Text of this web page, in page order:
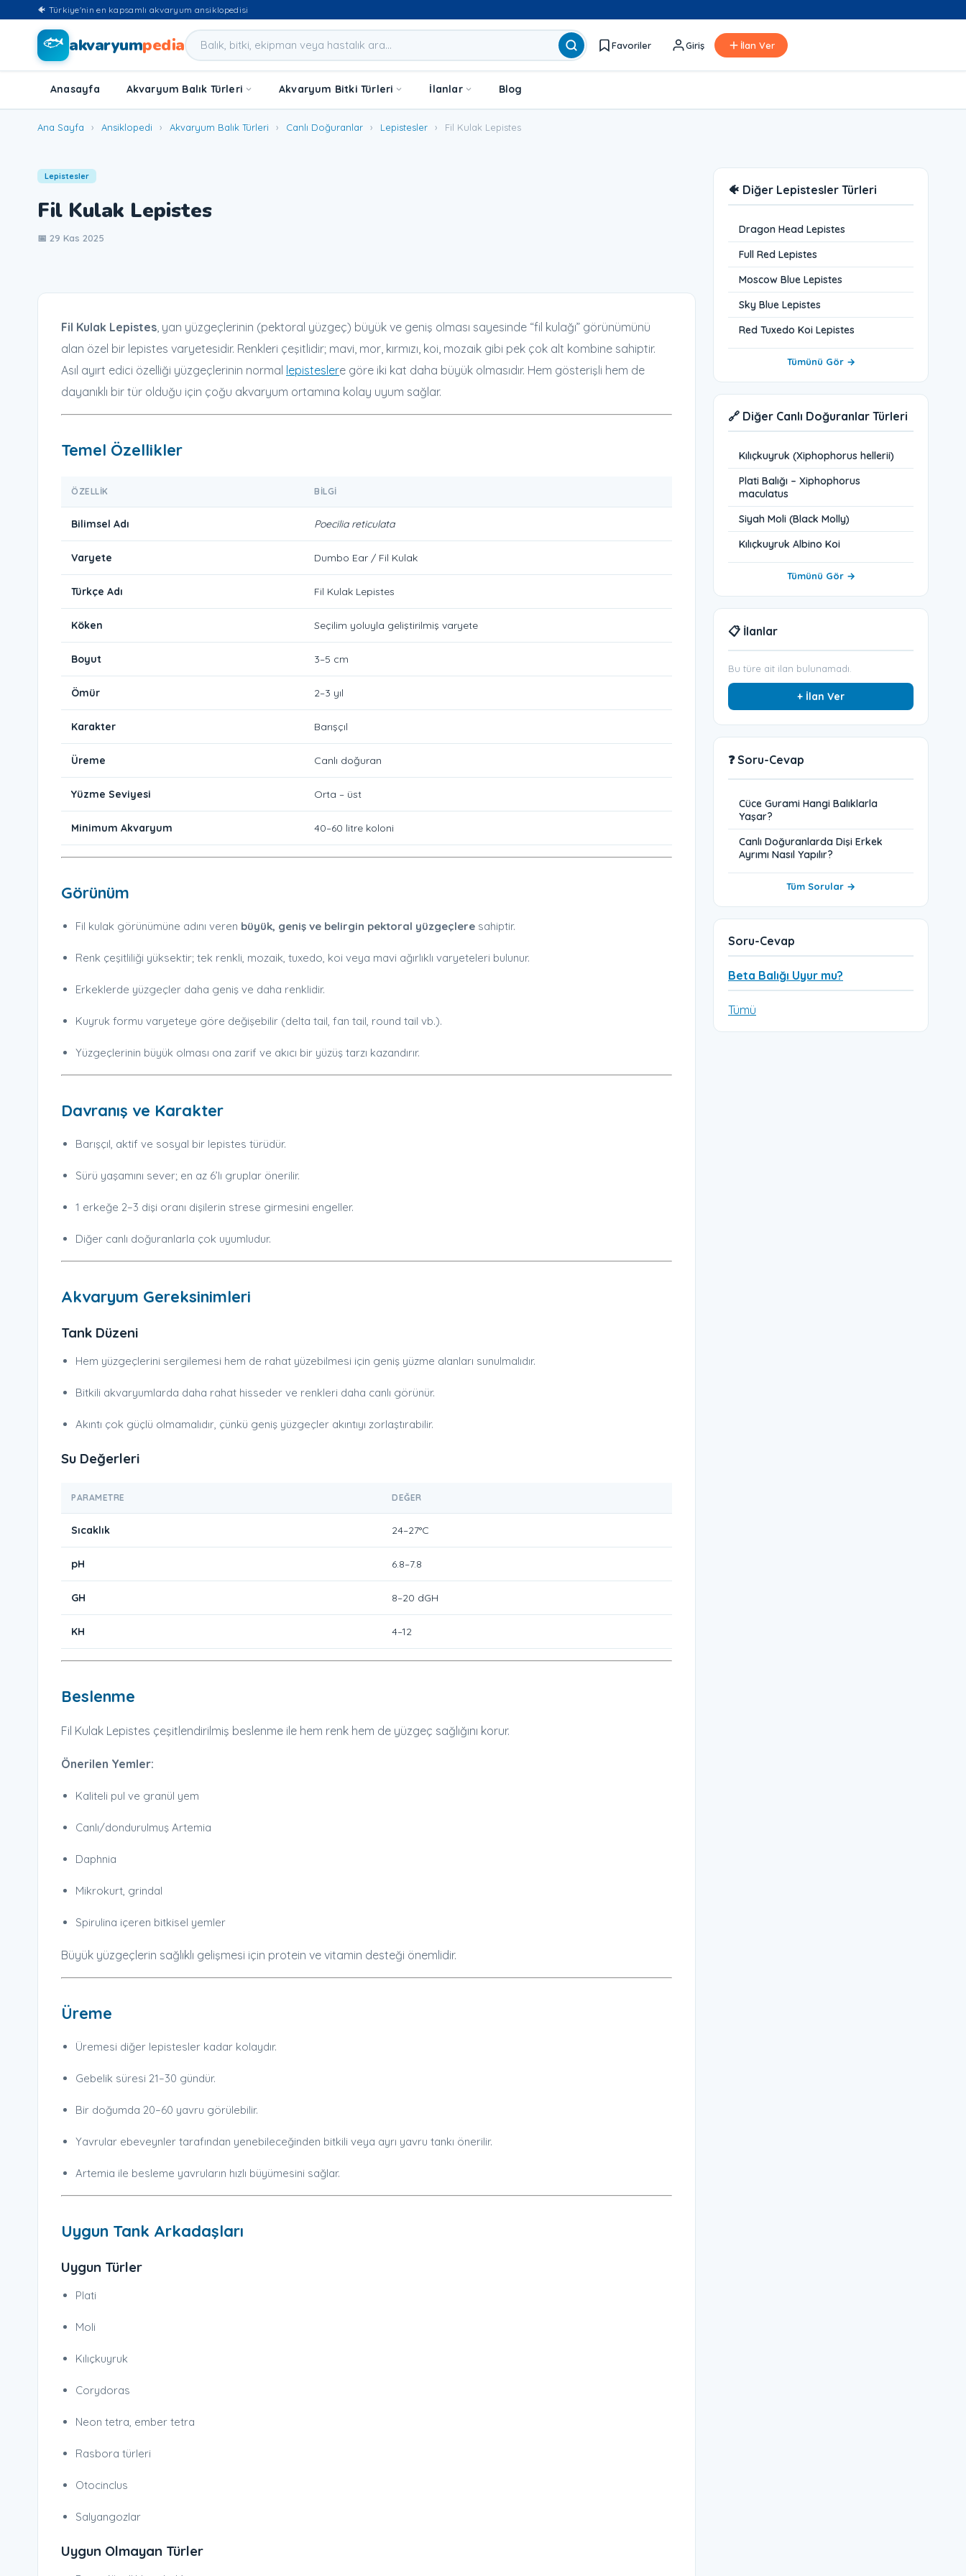
🐠 Türkiye'nin en kapsamlı akvaryum ansiklopedisi
🐟 akvaryumpedia Favoriler Giriş İlan Ver
Anasayfa Akvaryum Balık Türleri Akvaryum Bitki Türleri İlanlar Blog
Ana Sayfa › Ansiklopedi › Akvaryum Balık Türleri › Canlı Doğuranlar › Lepistesler › Fil Kulak Lepistes
Lepistesler
Fil Kulak Lepistes
📅 29 Kas 2025
Fil Kulak Lepistes, yan yüzgeçlerinin (pektoral yüzgeç) büyük ve geniş olması sayesinde “fil kulağı” görünümünü
alan özel bir lepistes varyetesidir. Renkleri çeşitlidir; mavi, mor, kırmızı, koi, mozaik gibi pek çok alt kombine sahiptir.
Asıl ayırt edici özelliği yüzgeçlerinin normal lepisteslere göre iki kat daha büyük olmasıdır. Hem gösterişli hem de
dayanıklı bir tür olduğu için çoğu akvaryum ortamına kolay uyum sağlar.
Temel Özellikler
ÖZELLIK BILGI
Bilimsel Adı Poecilia reticulata
Varyete Dumbo Ear / Fil Kulak
Türkçe Adı Fil Kulak Lepistes
Köken Seçilim yoluyla geliştirilmiş varyete
Boyut 3–5 cm
Ömür 2–3 yıl
Karakter Barışçıl
Üreme Canlı doğuran
Yüzme Seviyesi Orta – üst
Minimum Akvaryum 40–60 litre koloni
Görünüm
Fil kulak görünümüne adını veren büyük, geniş ve belirgin pektoral yüzgeçlere sahiptir.
Renk çeşitliliği yüksektir; tek renkli, mozaik, tuxedo, koi veya mavi ağırlıklı varyeteleri bulunur.
Erkeklerde yüzgeçler daha geniş ve daha renklidir.
Kuyruk formu varyeteye göre değişebilir (delta tail, fan tail, round tail vb.).
Yüzgeçlerinin büyük olması ona zarif ve akıcı bir yüzüş tarzı kazandırır.
Davranış ve Karakter
Barışçıl, aktif ve sosyal bir lepistes türüdür.
Sürü yaşamını sever; en az 6’lı gruplar önerilir.
1 erkeğe 2–3 dişi oranı dişilerin strese girmesini engeller.
Diğer canlı doğuranlarla çok uyumludur.
Akvaryum Gereksinimleri
Tank Düzeni
Hem yüzgeçlerini sergilemesi hem de rahat yüzebilmesi için geniş yüzme alanları sunulmalıdır.
Bitkili akvaryumlarda daha rahat hisseder ve renkleri daha canlı görünür.
Akıntı çok güçlü olmamalıdır, çünkü geniş yüzgeçler akıntıyı zorlaştırabilir.
Su Değerleri
PARAMETRE DEĞER
Sıcaklık 24–27°C
pH 6.8–7.8
GH 8–20 dGH
KH 4–12
Beslenme
Fil Kulak Lepistes çeşitlendirilmiş beslenme ile hem renk hem de yüzgeç sağlığını korur.
Önerilen Yemler:
Kaliteli pul ve granül yem
Canlı/dondurulmuş Artemia
Daphnia
Mikrokurt, grindal
Spirulina içeren bitkisel yemler
Büyük yüzgeçlerin sağlıklı gelişmesi için protein ve vitamin desteği önemlidir.
Üreme
Üremesi diğer lepistesler kadar kolaydır.
Gebelik süresi 21–30 gündür.
Bir doğumda 20–60 yavru görülebilir.
Yavrular ebeveynler tarafından yenebileceğinden bitkili veya ayrı yavru tankı önerilir.
Artemia ile besleme yavruların hızlı büyümesini sağlar.
Uygun Tank Arkadaşları
Uygun Türler
Plati
Moli
Kılıçkuyruk
Corydoras
Neon tetra, ember tetra
Rasbora türleri
Otocinclus
Salyangozlar
Uygun Olmayan Türler
🐠 Diğer Lepistesler Türleri
Dragon Head Lepistes
Full Red Lepistes
Moscow Blue Lepistes
Sky Blue Lepistes
Red Tuxedo Koi Lepistes
Tümünü Gör →
🔗 Diğer Canlı Doğuranlar Türleri
Kılıçkuyruk (Xiphophorus hellerii)
Plati Balığı – Xiphophorus
maculatus
Siyah Moli (Black Molly)
Kılıçkuyruk Albino Koi
Tümünü Gör →
📋 İlanlar
Bu türe ait ilan bulunamadı.
+ İlan Ver
❓ Soru-Cevap
Cüce Gurami Hangi Balıklarla
Yaşar?
Canlı Doğuranlarda Dişi Erkek
Ayrımı Nasıl Yapılır?
Tüm Sorular →
Soru-Cevap
Beta Balığı Uyur mu?
Tümü